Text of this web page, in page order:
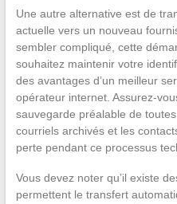
Une autre alternative est de
actuelle vers un nouveau
sembler compliqué, cette
souhaitez maintenir votre
des avantages d’un meilleur
opérateur internet. Assurez-
sauvegarde préalable de
courriels archivés et les
perte pendant ce processus
Vous devez noter qu’il existe
permettent le transfert